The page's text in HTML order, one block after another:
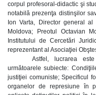
corpul profesoral-didactic şi
notabilă prezenţa distinşilor
Ion Varta, Director general
Moldova; Preotul Octavian
Institutului de Cercetări
reprezentant al Asociaţiei
Astfel, lucrarea
următoarele subiecte:
justiţiei comuniste; Specificul
organelor de represiune în